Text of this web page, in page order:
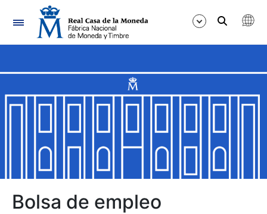
Navegación
Mostrar/Ocultar
Mostrar/Ocultar
Mostrar/Ocultar
Bolsa de empleo